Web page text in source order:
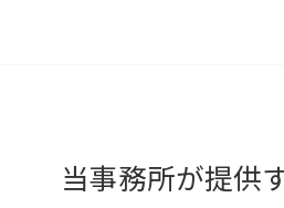
当事務所が提供